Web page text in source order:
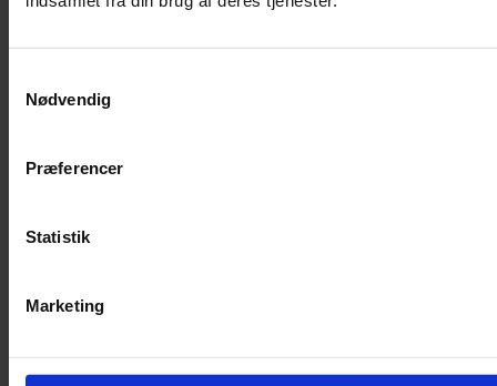
Nødvendig
Præferencer
Statistik
Marketing
Bark